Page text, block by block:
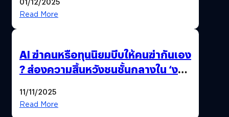
Read More
AI ฆ่าคนหรือทุนนิยมบีบให้คนฆ่ากันเอง
? ส่องความสิ้นหวังชนชั้นกลางใน ‘งาน
11/11/2025
Read More